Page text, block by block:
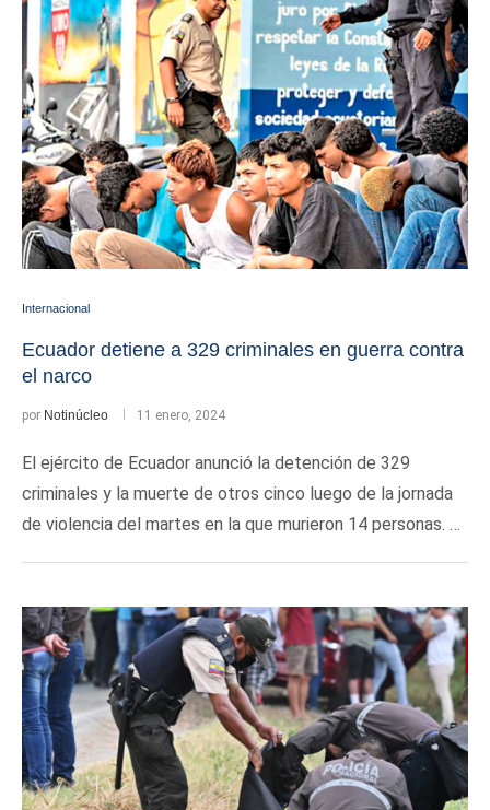
Internacional
Ecuador detiene a 329 criminales en guerra contra
el narco
por Notinúcleo 11 enero, 2024
El ejército de Ecuador anunció la detención de 329
criminales y la muerte de otros cinco luego de la jornada
de violencia del martes en la que murieron 14 personas. …